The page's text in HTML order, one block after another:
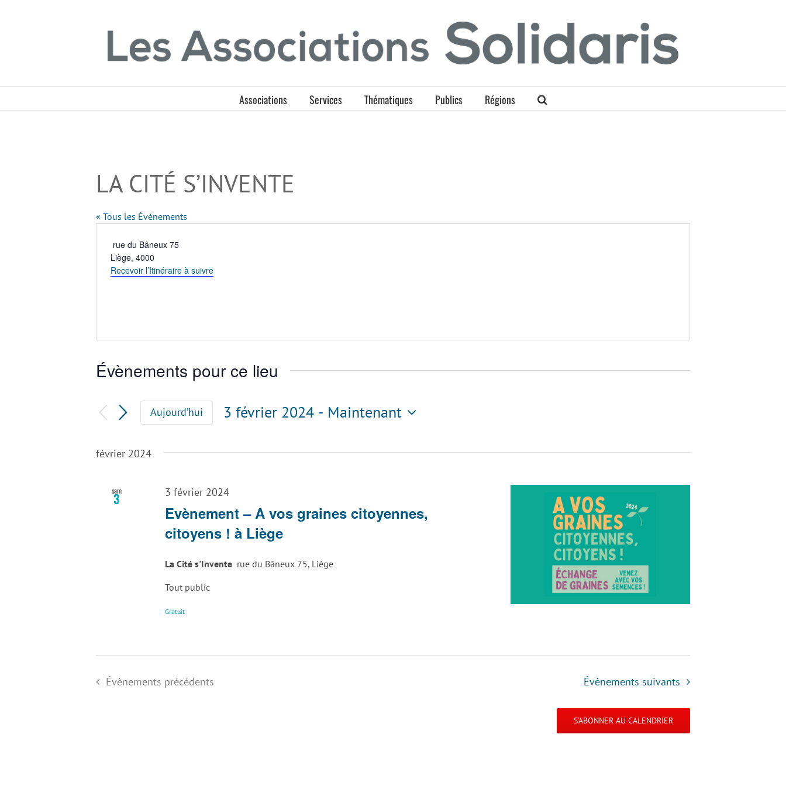
Associations Services Thématiques Publics Régions
LA CITÉ S’INVENTE
« Tous les Évènements
Adresse
rue du Bâneux 75
Liège, 4000
Recevoir l’Itinéraire à suivre
Évènements pour ce lieu
Aujourd’hui 3 février 2024 - Maintenant
date.
février 2024
sam
3 3 février 2024
Evènement – A vos graines citoyennes,
citoyens ! à Liège
La Cité s'Invente rue du Bâneux 75, Liège
Tout public
Gratuit
Évènements précédents Évènements suivants
S’ABONNER AU CALENDRIER